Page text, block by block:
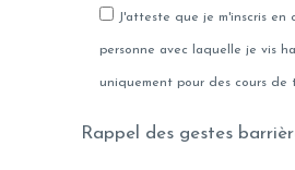
J'atteste que je m'inscris en
personne avec laquelle je vis
uniquement pour des cours de
Rappel des gestes